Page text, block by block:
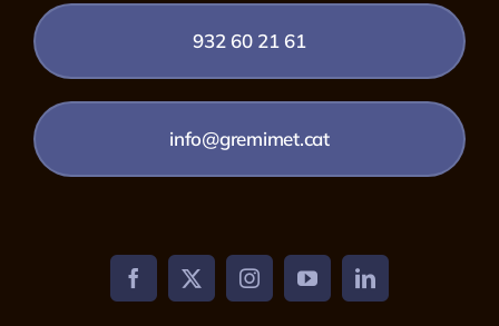
info@gremimet.cat
932 60 21 61